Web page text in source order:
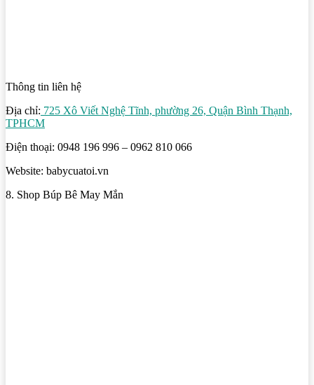
Thông tin liên hệ
Địa chỉ: 725 Xô Viết Nghệ Tĩnh, phường 26, Quận Bình Thạnh,
TPHCM
Điện thoại: 0948 196 996 – 0962 810 066
Website: babycuatoi.vn
8. Shop Búp Bê May Mắn